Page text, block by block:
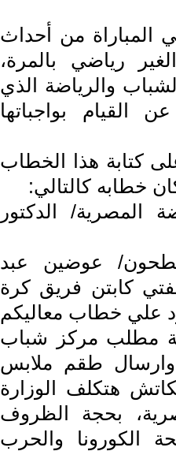
المباراة من أحداث
رياضي بالمرة،
والرياضة الذي
القيام بواجباتها
كتابة هذا الخطاب
خطابه كالتالي:
المصرية/ الدكتور
عوضين عبد
كابتن فريق كرة
علي خطاب معاليكم
مطلب مركز شباب
وارسال طقم ملابس
هتكلف الوزارة
بحجة الظروف
الكورونا والحرب